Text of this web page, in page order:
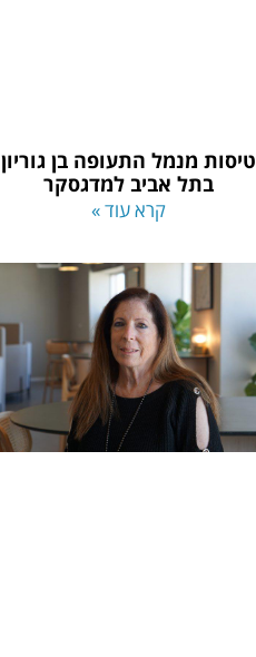
טיסות מנמל התעופה בן גוריון
בתל אביב למדגסקר
קרא עוד »